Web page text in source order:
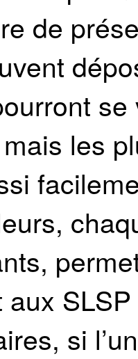
de
les
si